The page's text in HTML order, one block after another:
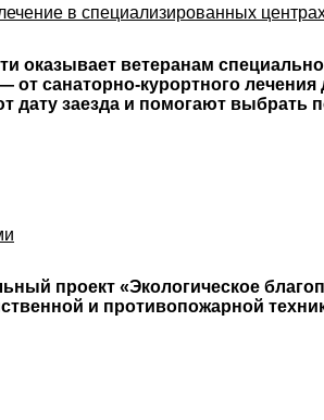
в специализированных
оказывает ветеранам
санаторно-курортного лечения
заезда и помогают выбрать
проект «Экологическое
и противопожарной